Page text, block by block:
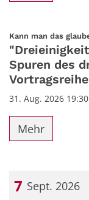
Kann man das
Spuren des
Vortragsreihe
31. Aug. 2026 19:30
Mehr
7 Sept. 2026